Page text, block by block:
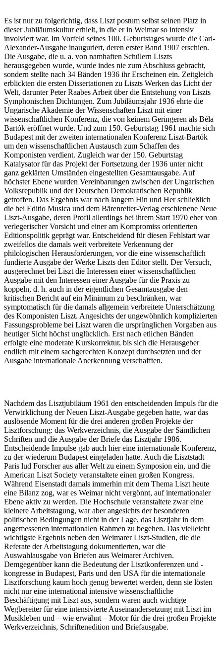
Es ist nur zu folgerichtig, dass Liszt postum selbst seinen Platz in
dieser Jubiläumskultur erhielt, in die er in Weimar so intensiv
involviert war. Im Vorfeld seines 100. Geburtstages wurde die Carl-
Alexander-Ausgabe inauguriert, deren erster Band 1907 erschien.
Die Ausgabe, die u. a. von namhaften Schülern Liszts
herausgegeben wurde, wurde indes nie zum Abschluss gebracht,
sondern stellte nach 34 Bänden 1936 ihr Erscheinen ein. Zeitgleich
erblickten die ersten Dissertationen zu Liszts Werken das Licht der
Welt, darunter Peter Raabes Arbeit über die Entstehung von Liszts
Symphonischen Dichtungen. Zum Jubiläumsjahr 1936 ehrte die
Ungarische Akademie der Wissenschaften Liszt mit einer
wissenschaftlichen Konferenz, die von keinem Geringeren als Béla
Bartók eröffnet wurde. Und zum 150. Geburtstag 1961 machte sich
Budapest mit der zweiten internationalen Konferenz Liszt-Bartók
um den wissenschaftlichen Austausch zum Schaffen des
Komponisten verdient. Zugleich war der 150. Geburtstag
Katalysator für das Projekt der Fortsetzung der 1936 unter nicht
ganz geklärten Umständen eingestellten Gesamtausgabe. Auf
höchster Ebene wurden Vereinbarungen zwischen der Ungarischen
Volksrepublik und der Deutschen Demokratischen Republik
getroffen. Das Ergebnis war nach langem Hin und Her schließlich
die bei Editio Musica und dem Bärenreiter-Verlag erschienene Neue
Liszt-Ausgabe, deren Profil allerdings bei ihrem Start 1970 eher von
verlegerischer Vorsicht und einer am Kompromiss orientierten
Editionspolitik geprägt war. Entscheidend für diesen Fehlstart war
zweifellos die damals weit verbreitete Verkennung der
philologischen Herausforderungen, vor die eine wissenschaftlich
fundierte Ausgabe der Werke Liszts den Editor stellt. Der Versuch,
ausgerechnet bei Liszt die Interessen einer wissenschaftlichen
Ausgabe mit den Interessen einer Ausgabe für die Praxis zu
koppeln, d. h. auch in der eigentlichen Gesamtausgabe den
kritischen Bericht auf ein Minimum zu beschränken, war
symptomatisch für die damals allgemein verbreitete Unterschätzung
des Komponisten Liszt. Angesichts der ungewöhnlich komplizierten
Fassungsprobleme bei Liszt waren die ursprünglichen Vorgaben aus
heutiger Sicht höchst unglücklich. Erst nach etlichen Bänden
erfolgte eine moderate Kurskorrektur, bis sich die Herausgeber
endlich mit einem sachgerechten Konzept durchsetzten und der
Ausgabe internationale Anerkennung verschafften.
Nachdem das Lisztjubiläum 1961 den entscheidenden Impuls für die
Verwirklichung der Neuen Liszt-Ausgabe gegeben hatte, war das
auslösende Moment für die drei anderen großen Projekte der
Lisztforschung: das Werkverzeichnis, die Ausgabe der Sämtlichen
Schriften und die Ausgabe der Briefe das Lisztjahr 1986.
Entscheidende Impulse gab auch hier eine internationale Konferenz,
zu der wiederum Budapest eingeladen hatte. Auch die Lisztstadt
Paris lud Forscher aus aller Welt zu einem Symposion ein, und die
American Liszt Society veranstaltete einen großen Kongress.
Während Eisenstadt damals immerhin mit dem Thema Liszt heute
eine Bilanz zog, war es Weimar nicht vergönnt, auf internationaler
Ebene aktiv zu werden. Die Hochschule veranstaltete zwar eine
kleinere Arbeitstagung, war aber angesichts der besonderen
politischen Bedingungen nicht in der Lage, das Lisztjahr in dem
angemessenen internationalen Rahmen zu begehen. Das vielleicht
wichtigste Ergebnis neben den Weimarer Liszt-Studien, die die
Referate der Arbeitstagung dokumentierten, war die
Auswahlausgabe von Briefen aus Weimarer Archiven.
Demgegenüber kann die Bedeutung der Lisztkonferenzen und -
kongresse in Budapest, Paris und den USA für die internationale
Lisztforschung kaum hoch genug bewertet werden, denn sie lösten
nicht nur eine international intensive wissenschaftliche
Beschäftigung mit Liszt aus, sondern waren auch wichtige
Wegbereiter für eine intensivierte Auseinandersetzung mit Liszt im
Musikleben und – wie erwähnt – Motor für die drei großen Projekte
Werkverzeichnis, Schriftenedition und Briefausgabe.